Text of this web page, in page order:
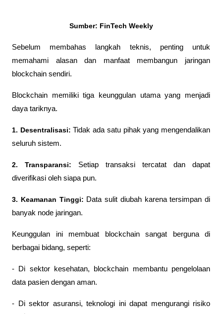
Sumber: FinTech Weekly
Sebelum membahas langkah teknis, penting untuk
memahami alasan dan manfaat membangun jaringan
blockchain sendiri.
Blockchain memiliki tiga keunggulan utama yang menjadi
daya tariknya.
1. Desentralisasi: Tidak ada satu pihak yang mengendalikan
seluruh sistem.
2. Transparansi: Setiap transaksi tercatat dan dapat
diverifikasi oleh siapa pun.
3. Keamanan Tinggi: Data sulit diubah karena tersimpan di
banyak node jaringan.
Keunggulan ini membuat blockchain sangat berguna di
berbagai bidang, seperti:
- Di sektor kesehatan, blockchain membantu pengelolaan
data pasien dengan aman.
- Di sektor asuransi, teknologi ini dapat mengurangi risiko